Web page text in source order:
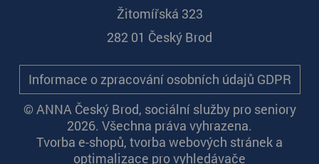
Žitomířská 323
282 01 Český Brod
Informace o zpracování osobních údajů GDPR
© ANNA Český Brod, sociální služby pro seniory
2026. Všechna práva vyhrazena.
Tvorba e-shopů, tvorba webových stránek a
optimalizace pro vyhledávače